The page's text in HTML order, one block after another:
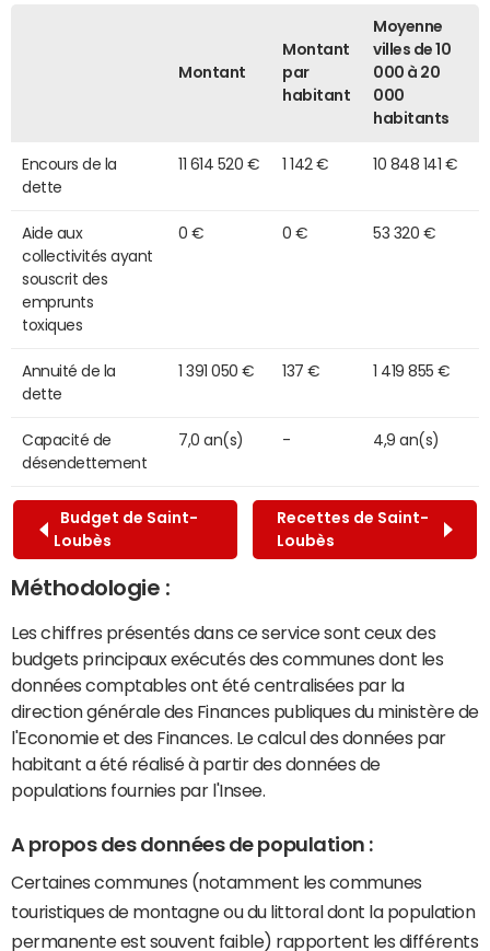
Montant
Montant
par
habitant
Moyenne
villes de 10
000 à 20
000
habitants
Encours de la
dette
11 614 520 € 1 142 € 10 848 141 €
Aide aux
collectivités ayant
souscrit des
emprunts
toxiques
0 € 0 € 53 320 €
Annuité de la
dette
1 391 050 € 137 € 1 419 855 €
Capacité de
désendettement
7,0 an(s) - 4,9 an(s)
Budget de Saint-
Loubès
Recettes de Saint-
Loubès
Méthodologie :
Les chiffres présentés dans ce service sont ceux des
budgets principaux exécutés des communes dont les
données comptables ont été centralisées par la
direction générale des Finances publiques du ministère de
l'Economie et des Finances. Le calcul des données par
habitant a été réalisé à partir des données de
populations fournies par l'Insee.
A propos des données de population :
Certaines communes (notamment les communes
touristiques de montagne ou du littoral dont la population
permanente est souvent faible) rapportent les différents